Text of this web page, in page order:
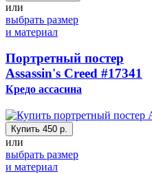
или
выбрать размер
и материал
Портретный постер
Assassin's Creed #17341
Кредо ассасина
Купить 450 р.
или
выбрать размер
и материал